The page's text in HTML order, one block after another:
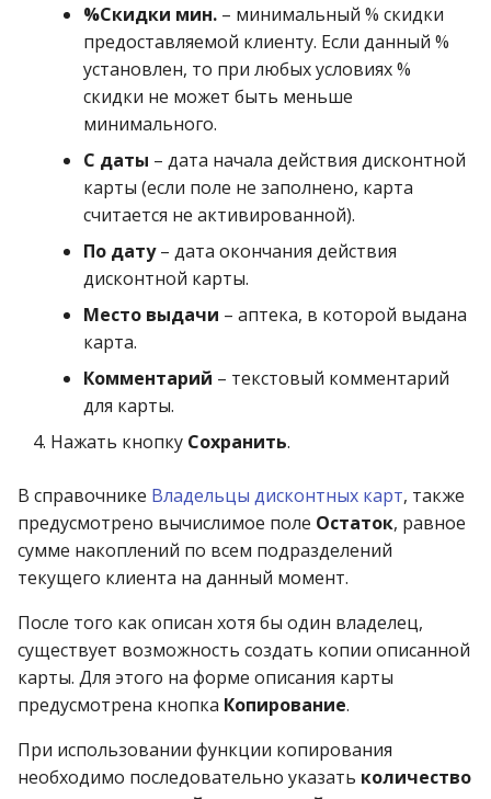
%Скидки мин. – минимальный % скидки
предоставляемой клиенту. Если данный %
установлен, то при любых условиях %
скидки не может быть меньше
минимального.
С даты – дата начала действия дисконтной
карты (если поле не заполнено, карта
считается не активированной).
По дату– дата окончания действия
дисконтной карты.
Место выдачи – аптека, в которой выдана
карта.
Комментарий – текстовый комментарий
для карты.
Нажать кнопку Сохранить.
В справочнике Владельцы дисконтных карт, также
предусмотрено вычислимое поле Остаток, равное
сумме накоплений по всем подразделений
текущего клиента на данный момент.
После того как описан хотя бы один владелец,
существует возможность создать копии описанной
карты. Для этого на форме описания карты
предусмотрена кнопка Копирование.
При использовании функции копирования
необходимо последовательно указать количество